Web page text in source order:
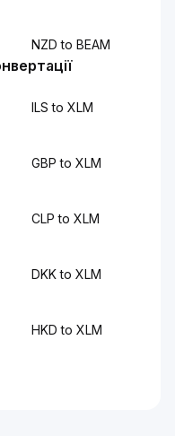
NZD to BEAM
ILS to XLM
GBP to XLM
CLP to XLM
DKK to XLM
HKD to XLM